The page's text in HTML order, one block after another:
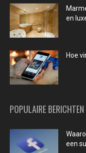
en
Hoe
POPULAIRE BERICHTEN
een